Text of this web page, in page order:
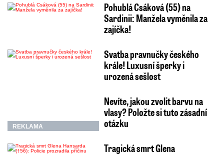
Pohublá Csáková (55) na
Sardinii: Manžela vyměnila za
zajíčka!
Svatba pravnučky českého
krále! Luxusní šperky i
urozená sešlost
REKLAMA
Nevíte, jakou zvolit barvu na
vlasy? Položte si tuto zásadní
otázku
Tragická smrt Glena